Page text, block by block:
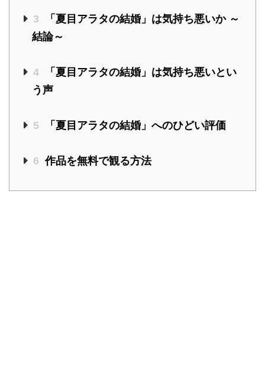
3
「夏目アラタの結婚」は気持ち悪いか ～
結論～
4
「夏目アラタの結婚」は気持ち悪いとい
う声
5 「夏目アラタの結婚」へのひどい評価
6 作品を無料で観る方法